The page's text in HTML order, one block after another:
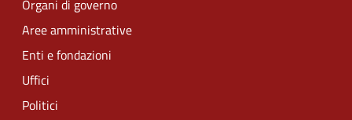
Organi di governo
Aree amministrative
Enti e fondazioni
Uffici
Politici